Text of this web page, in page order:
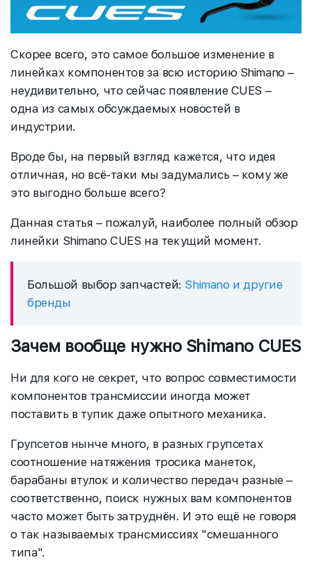
Скорее всего, это самое большое изменение в
линейках компонентов за всю историю Shimano –
неудивительно, что сейчас появление CUES –
одна из самых обсуждаемых новостей в
индустрии.
Вроде бы, на первый взгляд кажется, что идея
отличная, но всё-таки мы задумались – кому же
это выгодно больше всего?
Данная статья – пожалуй, наиболее полный обзор
линейки Shimano CUES на текущий момент.
Большой выбор запчастей: Shimano и другие
бренды
Зачем вообще нужно Shimano CUES
Ни для кого не секрет, что вопрос совместимости
компонентов трансмиссии иногда может
поставить в тупик даже опытного механика.
Групсетов нынче много, в разных групсетах
соотношение натяжения тросика манеток,
барабаны втулок и количество передач разные –
соответственно, поиск нужных вам компонентов
часто может быть затруднён. И это ещё не говоря
о так называемых трансмиссиях "смешанного
типа".